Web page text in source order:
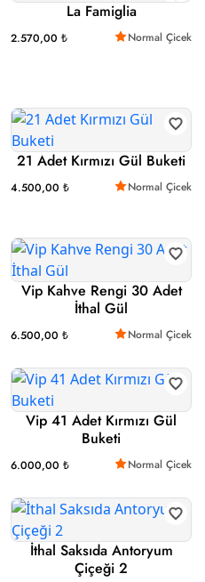
La Famiglia
2.570,00 ₺ Normal Çicek
21 Adet Kırmızı Gül Buketi
4.500,00 ₺ Normal Çicek
Vip Kahve Rengi 30 Adet
İthal Gül
6.500,00 ₺ Normal Çicek
Vip 41 Adet Kırmızı Gül
Buketi
6.000,00 ₺ Normal Çicek
İthal Saksıda Antoryum
Çiçeği 2